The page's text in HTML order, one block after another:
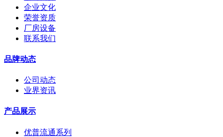
企业文化
荣誉资质
厂房设备
联系我们
品牌动态
公司动态
业界资讯
产品展示
优普流通系列